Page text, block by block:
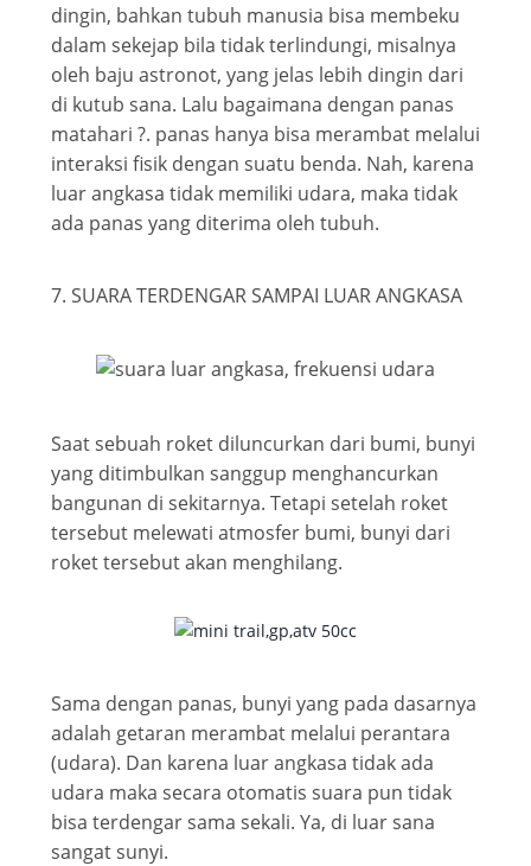
dingin, bahkan tubuh manusia bisa membeku
dalam sekejap bila tidak terlindungi, misalnya
oleh baju astronot, yang jelas lebih dingin dari
di kutub sana. Lalu bagaimana dengan panas
matahari ?. panas hanya bisa merambat melalui
interaksi fisik dengan suatu benda. Nah, karena
luar angkasa tidak memiliki udara, maka tidak
ada panas yang diterima oleh tubuh.
7. SUARA TERDENGAR SAMPAI LUAR ANGKASA
Saat sebuah roket diluncurkan dari bumi, bunyi
yang ditimbulkan sanggup menghancurkan
bangunan di sekitarnya. Tetapi setelah roket
tersebut melewati atmosfer bumi, bunyi dari
roket tersebut akan menghilang.
Sama dengan panas, bunyi yang pada dasarnya
adalah getaran merambat melalui perantara
(udara). Dan karena luar angkasa tidak ada
udara maka secara otomatis suara pun tidak
bisa terdengar sama sekali. Ya, di luar sana
sangat sunyi.